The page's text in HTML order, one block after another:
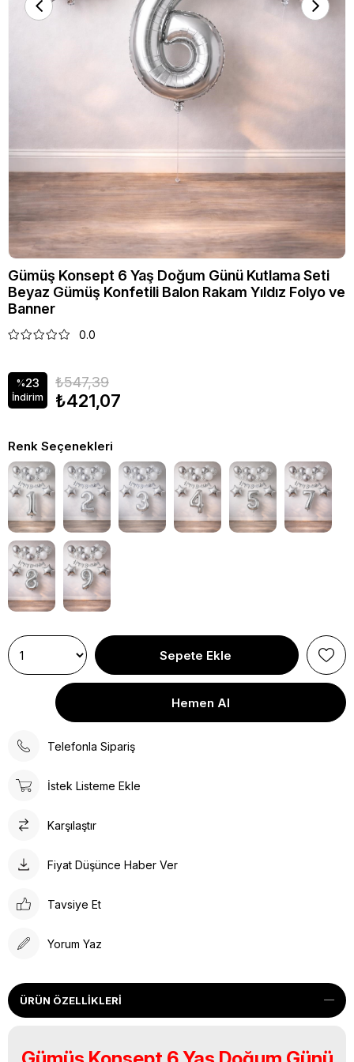
Gümüş Konsept 6 Yaş Doğum Günü Kutlama Seti
Beyaz Gümüş Konfetili Balon Rakam Yıldız Folyo ve
Banner
0.0
%23
İndirim
₺547,39
₺421,07
Renk Seçenekleri
Telefonla Sipariş
İstek Listeme Ekle
Karşılaştır
Fiyat Düşünce Haber Ver
Tavsiye Et
Yorum Yaz
ÜRÜN ÖZELLIKLERI